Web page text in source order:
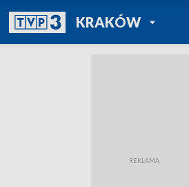
KRAKÓWPOWRÓT DO
TVP REGIONY